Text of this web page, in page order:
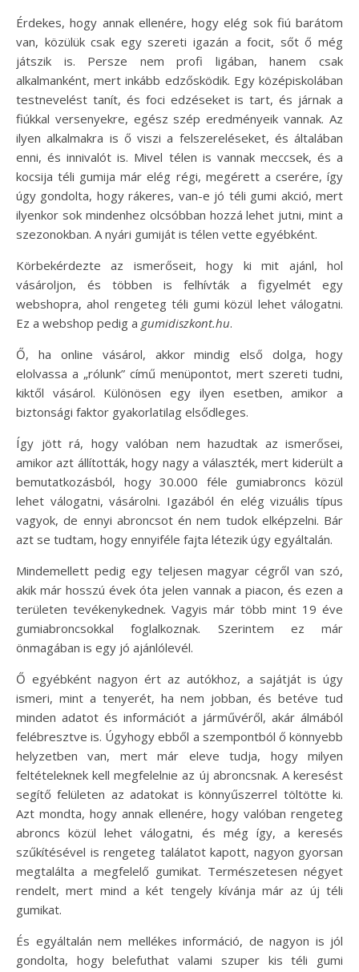
Érdekes, hogy annak ellenére, hogy elég sok fiú barátom
van, közülük csak egy szereti igazán a focit, sőt ő még
játszik is. Persze nem profi ligában, hanem csak
alkalmanként, mert inkább edzősködik. Egy középiskolában
testnevelést tanít, és foci edzéseket is tart, és járnak a
fiúkkal versenyekre, egész szép eredményeik vannak. Az
ilyen alkalmakra is ő viszi a felszereléseket, és általában
enni, és innivalót is. Mivel télen is vannak meccsek, és a
kocsija téli gumija már elég régi, megérett a cserére, így
úgy gondolta, hogy rákeres, van-e jó téli gumi akció, mert
ilyenkor sok mindenhez olcsóbban hozzá lehet jutni, mint a
szezonokban. A nyári gumiját is télen vette egyébként.
Körbekérdezte az ismerőseit, hogy ki mit ajánl, hol
vásároljon, és többen is felhívták a figyelmét egy
webshopra, ahol rengeteg téli gumi közül lehet válogatni.
Ez a webshop pedig a gumidiszkont.hu.
Ő, ha online vásárol, akkor mindig első dolga, hogy
elolvassa a „rólunk” című menüpontot, mert szereti tudni,
kiktől vásárol. Különösen egy ilyen esetben, amikor a
biztonsági faktor gyakorlatilag elsődleges.
Így jött rá, hogy valóban nem hazudtak az ismerősei,
amikor azt állították, hogy nagy a választék, mert kiderült a
bemutatkozásból, hogy 30.000 féle gumiabroncs közül
lehet válogatni, vásárolni. Igazából én elég vizuális típus
vagyok, de ennyi abroncsot én nem tudok elképzelni. Bár
azt se tudtam, hogy ennyiféle fajta létezik úgy egyáltalán.
Mindemellett pedig egy teljesen magyar cégről van szó,
akik már hosszú évek óta jelen vannak a piacon, és ezen a
területen tevékenykednek. Vagyis már több mint 19 éve
gumiabroncsokkal foglalkoznak. Szerintem ez már
önmagában is egy jó ajánlólevél.
Ő egyébként nagyon ért az autókhoz, a sajátját is úgy
ismeri, mint a tenyerét, ha nem jobban, és betéve tud
minden adatot és információt a járművéről, akár álmából
felébresztve is. Úgyhogy ebből a szempontból ő könnyebb
helyzetben van, mert már eleve tudja, hogy milyen
feltételeknek kell megfelelnie az új abroncsnak. A keresést
segítő felületen az adatokat is könnyűszerrel töltötte ki.
Azt mondta, hogy annak ellenére, hogy valóban rengeteg
abroncs közül lehet válogatni, és még így, a keresés
szűkítésével is rengeteg találatot kapott, nagyon gyorsan
megtalálta a megfelelő gumikat. Természetesen négyet
rendelt, mert mind a két tengely kívánja már az új téli
gumikat.
És egyáltalán nem mellékes információ, de nagyon is jól
gondolta, hogy belefuthat valami szuper kis téli gumi